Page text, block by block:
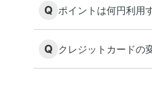
Q ポイントは何円利用
Q クレジットカードの